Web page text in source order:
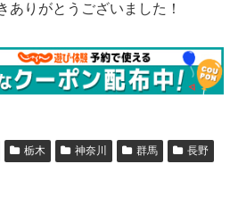
ありがとうございました！
栃木 神奈川 群馬 長野